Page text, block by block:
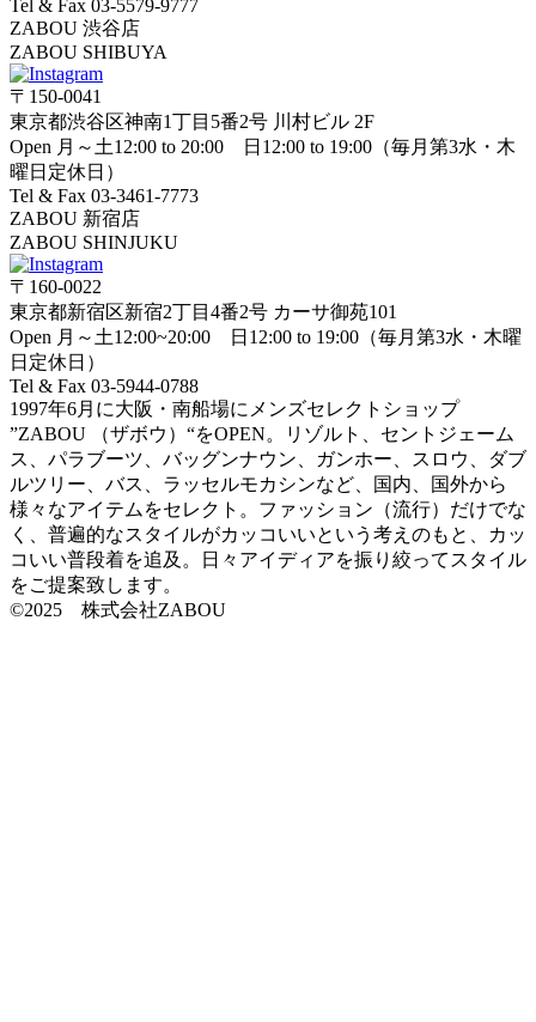
Tel & Fax 03-5579-9777
ZABOU 渋谷店
ZABOU SHIBUYA
〒150-0041
東京都渋谷区神南1丁目5番2号 川村ビル 2F
Open 月～土12:00 to 20:00 日12:00 to 19:00（毎月第3水・木
曜日定休日）
Tel & Fax 03-3461-7773
ZABOU 新宿店
ZABOU SHINJUKU
〒160-0022
東京都新宿区新宿2丁目4番2号 カーサ御苑101
Open 月～土12:00~20:00 日12:00 to 19:00（毎月第3水・木曜
日定休日）
Tel & Fax 03-5944-0788
1997年6月に大阪・南船場にメンズセレクトショップ
”ZABOU （ザボウ）“をOPEN。リゾルト、セントジェーム
ス、パラブーツ、バッグンナウン、ガンホー、スロウ、ダブ
ルツリー、バス、ラッセルモカシンなど、国内、国外から
様々なアイテムをセレクト。ファッション（流行）だけでな
く、普遍的なスタイルがカッコいいという考えのもと、カッ
コいい普段着を追及。日々アイディアを振り絞ってスタイル
をご提案致します。
©2025 株式会社ZABOU